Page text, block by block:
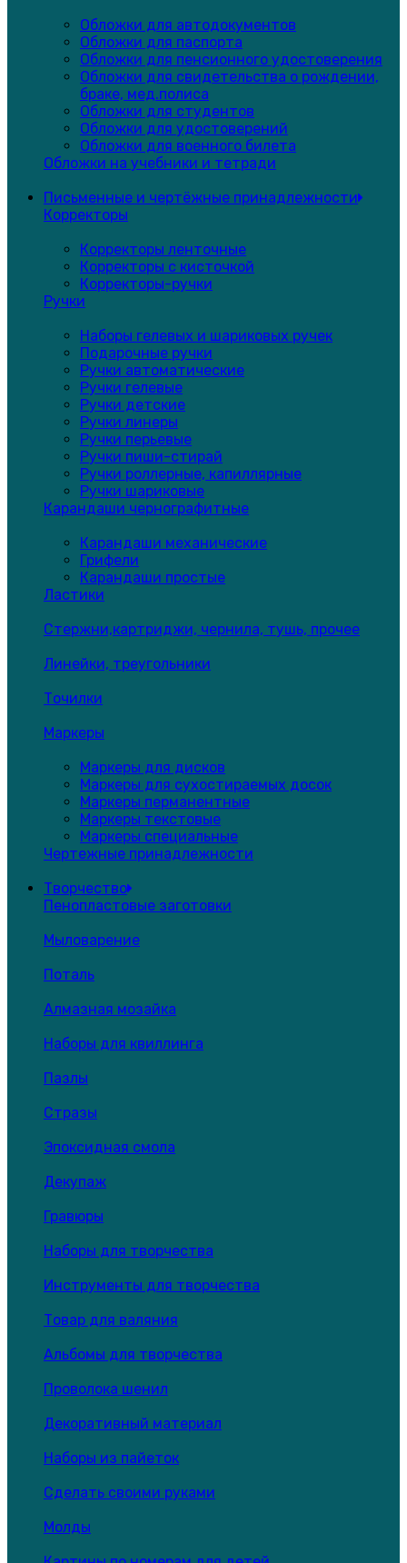
Обложки для автодокументов
Обложки для паспорта
Обложки для пенсионного удостоверения
Обложки для свидетельства о рождении,
браке, мед.полиса
Обложки для студентов
Обложки для удостоверений
Обложки для военного билета
Обложки на учебники и тетради
Письменные и чертёжные принадлежности
Корректоры
Корректоры ленточные
Корректоры с кисточкой
Корректоры-ручки
Ручки
Наборы гелевых и шариковых ручек
Подарочные ручки
Ручки автоматические
Ручки гелевые
Ручки детские
Ручки линеры
Ручки перьевые
Ручки пиши-стирай
Ручки роллерные, капиллярные
Ручки шариковые
Карандаши чернографитные
Карандаши механические
Грифели
Карандаши простые
Ластики
Стержни,картриджи, чернила, тушь, прочее
Линейки, треугольники
Точилки
Маркеры
Маркеры для дисков
Маркеры для сухостираемых досок
Маркеры перманентные
Маркеры текстовые
Маркеры специальные
Чертежные принадлежности
Творчество
Пенопластовые заготовки
Мыловарение
Поталь
Алмазная мозайка
Наборы для квиллинга
Пазлы
Стразы
Эпоксидная смола
Декупаж
Гравюры
Наборы для творчества
Инструменты для творчества
Товар для валяния
Альбомы для творчества
Проволока шенил
Декоративный материал
Наборы из пайеток
Сделать своими руками
Молды